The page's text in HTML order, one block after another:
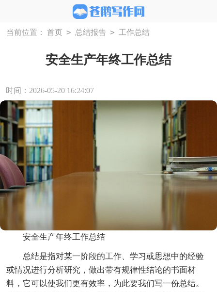
当前位置： 首页 > 总结报告 > 工作总结
安全生产年终工作总结
时间：2026-05-20 16:24:07
安全生产年终工作总结
总结是指对某一阶段的工作、学习或思想中的经验
或情况进行分析研究，做出带有规律性结论的书面材
料，它可以使我们更有效率，为此要我们写一份总结。